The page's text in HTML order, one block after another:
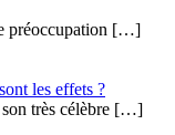
préoccupation […]
les effets ?
son très célèbre […]